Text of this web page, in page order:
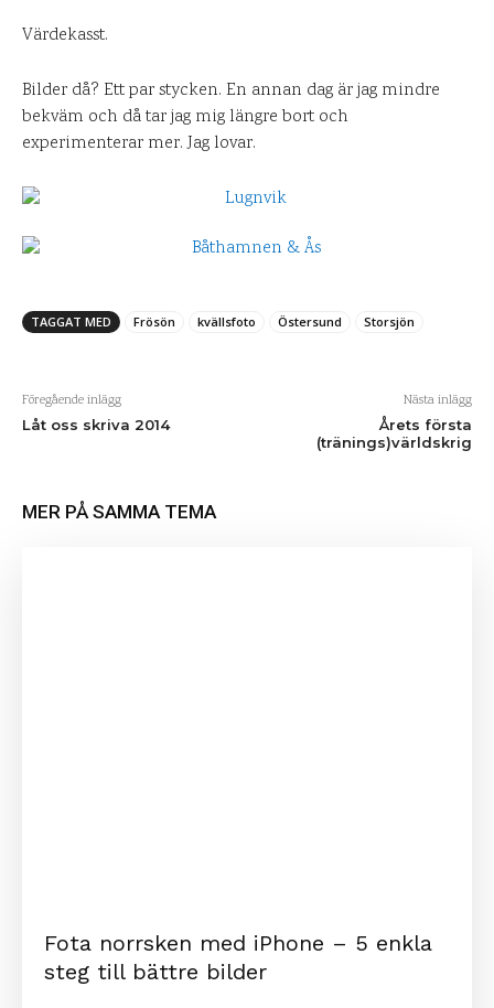
Värdekasst.
Bilder då? Ett par stycken. En annan dag är jag mindre
bekväm och då tar jag mig längre bort och
experimenterar mer. Jag lovar.
TAGGAT MED Frösön kvällsfoto Östersund Storsjön
Föregående inlägg
Låt oss skriva 2014
Nästa inlägg
Årets första
(tränings)världskrig
MER PÅ SAMMA TEMA
Fota norrsken med iPhone – 5 enkla
steg till bättre bilder